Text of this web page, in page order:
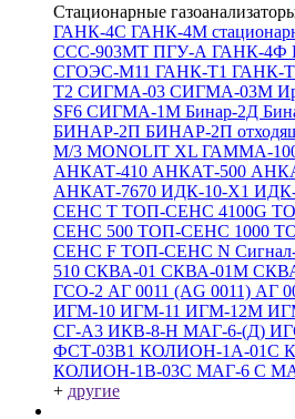
Стационарные
ГАНК-4С ГАНК-4М
ССС-903МТ ПГУ-А ГАНК-4Ф
СГОЭС-М11 ГАНК-Т1 ГАНК-
Т2 СИГМА-03 СИГМА-03М
SF6 СИГМА-1М Бинар-2Д
БИНАР-2П БИНАР-2П
М/3 MONOLIT XL ГАММА-
АНКАТ-410 АНКАТ-500
АНКАТ-7670 ИДК-10-Х1
СЕНС Т ТОП-СЕНС 4100G
СЕНС 500 ТОП-СЕНС 1000
СЕНС F ТОП-СЕНС N
510 СКВА-01 СКВА-01М
ГСО-2 АГ 0011 (AG 0011) АГ
ИГМ-10 ИГМ-11 ИГМ-12М
СГ-А3 ИКВ-8-Н МАГ-6-(Д)
ФСТ-03В1 КОЛИОН-1А-01С
КОЛИОН-1В-03С МАГ-6 С
+ другие